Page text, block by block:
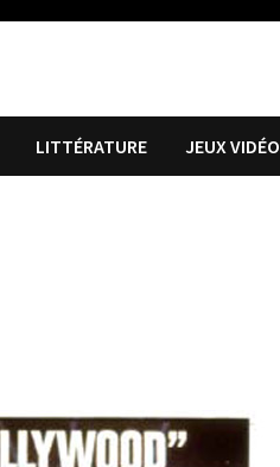
LITTÉRATURE JEUX VIDÉO